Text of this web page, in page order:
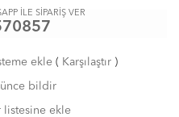
İLE SİPARİŞ VER
ekle( Karşılaştır)
bildir
listesine ekle